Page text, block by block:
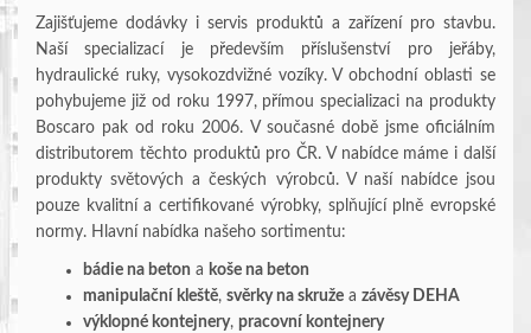
Zajišťujeme dodávky i servis produktů a zařízení pro stavbu.
Naší specializací je především příslušenství pro jeřáby,
hydraulické ruky, vysokozdvižné vozíky. V obchodní oblasti se
pohybujeme již od roku 1997, přímou specializaci na produkty
Boscaro pak od roku 2006. V současné době jsme oficiálním
distributorem těchto produktů pro ČR. V nabídce máme i další
produkty světových a českých výrobců. V naší nabídce jsou
pouze kvalitní a certifikované výrobky, splňující plně evropské
normy. Hlavní nabídka našeho sortimentu:
bádie na beton a koše na beton
manipulační kleště, svěrky na skruže a závěsy DEHA
výklopné kontejnery, pracovní kontejnery